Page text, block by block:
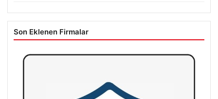
Son Eklenen Firmalar